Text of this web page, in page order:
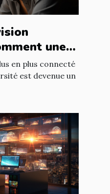
une
peut
en plus connecté
est devenue un